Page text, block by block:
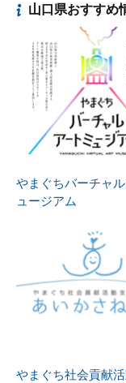
山口県おすすめ
やまぐちバーチャ
ュージアム
やまぐち社会貢献